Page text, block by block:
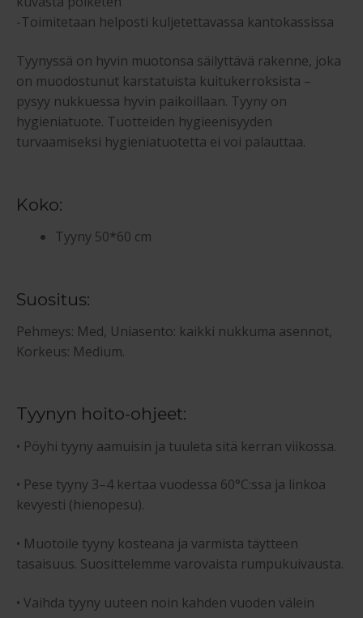
-Toimitetaan helposti kuljetettavassa kantokassissa
Tyynyssä on hyvin muotonsa säilyttävä rakenne, joka
on muodostunut karstatuista kuitukerroksista –
pysyy nukkuessa hyvin paikoillaan. Tyyny on
hygieniatuote. Tuotteiden hygieenisyyden
turvaamiseksi hygieniatuotetta ei voi palauttaa.
Koko:
Tyyny 50*60 cm
Suositus:
Pehmeys: Med, Uniasento: kaikki nukkuma asennot,
Korkeus: Medium.
Tyynyn hoito-ohjeet:
• Pöyhi tyyny aamuisin ja tuuleta sitä kerran viikossa.
• Pese tyyny 3–4 kertaa vuodessa 60°C:ssa ja linkoa
kevyesti (hienopesu).
• Muotoile tyyny kosteana ja varmista täytteen
tasaisuus. Suosittelemme varovaista rumpukuivausta.
• Vaihda tyyny uuteen noin kahden vuoden välein